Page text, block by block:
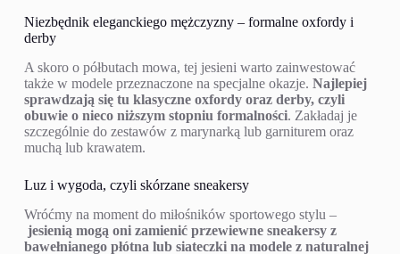
Niezbędnik eleganckiego mężczyzny – formalne oxfordy i
derby
A skoro o półbutach mowa, tej jesieni warto zainwestować
także w modele przeznaczone na specjalne okazje. Najlepiej
sprawdzają się tu klasyczne oxfordy oraz derby, czyli
obuwie o nieco niższym stopniu formalności. Zakładaj je
szczególnie do zestawów z marynarką lub garniturem oraz
muchą lub krawatem.
Luz i wygoda, czyli skórzane sneakersy
Wróćmy na moment do miłośników sportowego stylu –
jesienią mogą oni zamienić przewiewne sneakersy z
bawełnianego płótna lub siateczki na modele z naturalnej